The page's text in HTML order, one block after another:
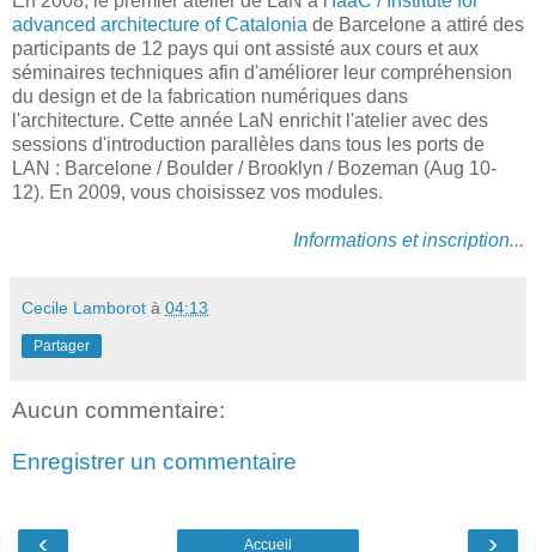
advanced architecture of Catalonia de Barcelone a attiré des
participants de 12 pays qui ont assisté aux cours et aux
séminaires techniques afin d'améliorer leur compréhension
du design et de la fabrication numériques dans
l'architecture. Cette année LaN enrichit l'atelier avec des
sessions d'introduction parallèles dans tous les ports de
LAN : Barcelone / Boulder / Brooklyn / Bozeman (Aug 10-
12). En 2009, vous choisissez vos modules.
Informations et inscription...
Cecile Lamborot à 04:13
Partager
Aucun commentaire:
Enregistrer un commentaire
‹ ›
Accueil